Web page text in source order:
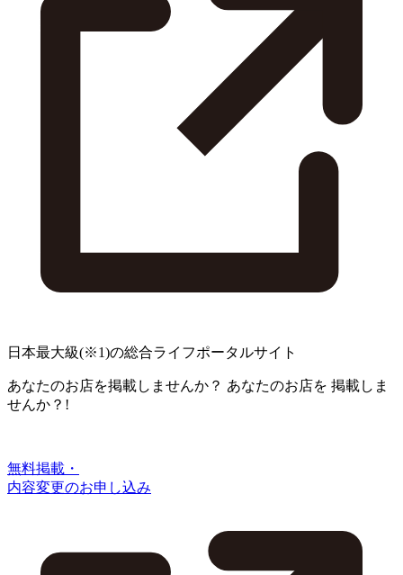
日本最大級(※1)の総合ライフポータルサイト
あなたのお店を掲載しませんか？ あなたのお店を 掲載しま
せんか？!
無料掲載・
内容変更のお申し込み